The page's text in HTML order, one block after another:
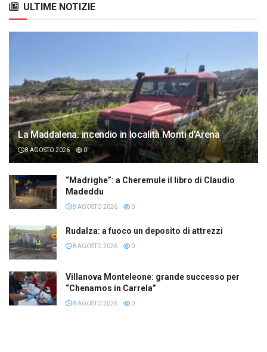
ULTIME NOTIZIE
La Maddalena: incendio in località Monti d’Arena
8 AGOSTO 2026 0
“Madrighe”: a Cheremule il libro di Claudio
Madeddu
8 AGOSTO 2026 0
Rudalza: a fuoco un deposito di attrezzi
8 AGOSTO 2026 0
Villanova Monteleone: grande successo per
“Chenamos in Carrela”
8 AGOSTO 2026 0